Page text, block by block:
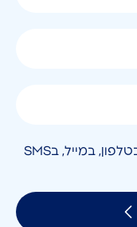
אני מאשר/ת קבלת חומר פרסומי בטלפון, במייל, בSMS